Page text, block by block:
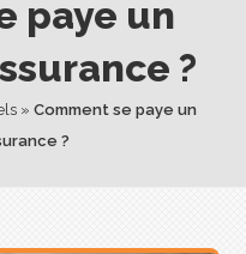
paye un
?
» Comment se paye un
?